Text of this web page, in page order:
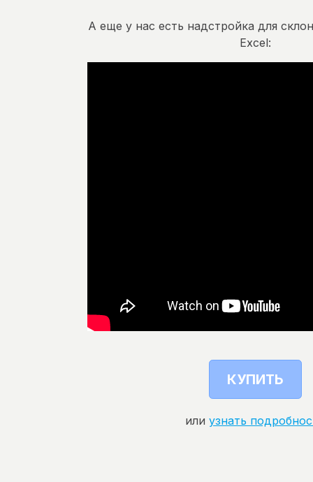
А еще у нас есть надстройка для
Excel:
КУПИТЬ
или узнать